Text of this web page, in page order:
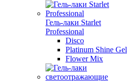
Гель-лаки Starlet
Professional
Disco
Platinum Shine Gel
Flower Mix